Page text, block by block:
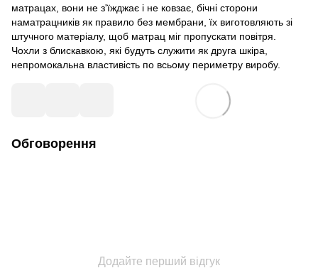
матрацах, вони не з'їжджає і не ковзає, бічні сторони
наматрацників як правило без мембрани, їх виготовляють зі
штучного матеріалу, щоб матрац міг пропускати повітря.
Чохли з блискавкою, які будуть служити як друга шкіра,
непромокальна властивість по всьому периметру виробу.
Обговорення
Додайте перший відгук